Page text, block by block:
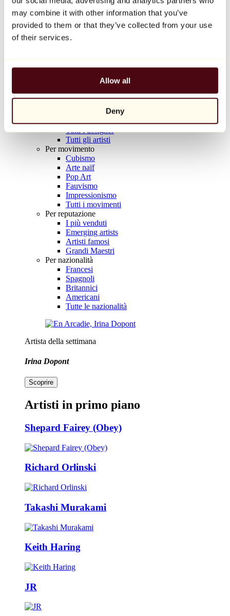
may combine it with other information that you’ve
provided to them or that they’ve collected from your use
of their services.
Allow all
Deny
Balloon Dog (Orange)
Jeff Koons
10.000 €
Artisti
Tutti i pittori
Tutti i fotografi
Tutti i disegnatori
Tutti i designer
Tutti gli artisti
Per movimento
Cubismo
Arte naïf
Pop Art
Fauvismo
Impressionismo
Tutti i movimenti
Per reputazione
I più venduti
Emerging artists
Artisti famosi
Grandi Maestri
Per nazionalità
Francesi
Spagnoli
Britannici
Americani
Tutte le nazionalità
Artista della settimana
Irina Dopont
Scoprire
Artisti in primo piano
Shepard Fairey (Obey)
Richard Orlinski
Takashi Murakami
Keith Haring
JR